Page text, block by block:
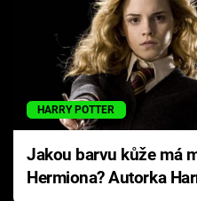
HARRY POTTER
Jakou barvu kůže má
Hermiona? Autorka